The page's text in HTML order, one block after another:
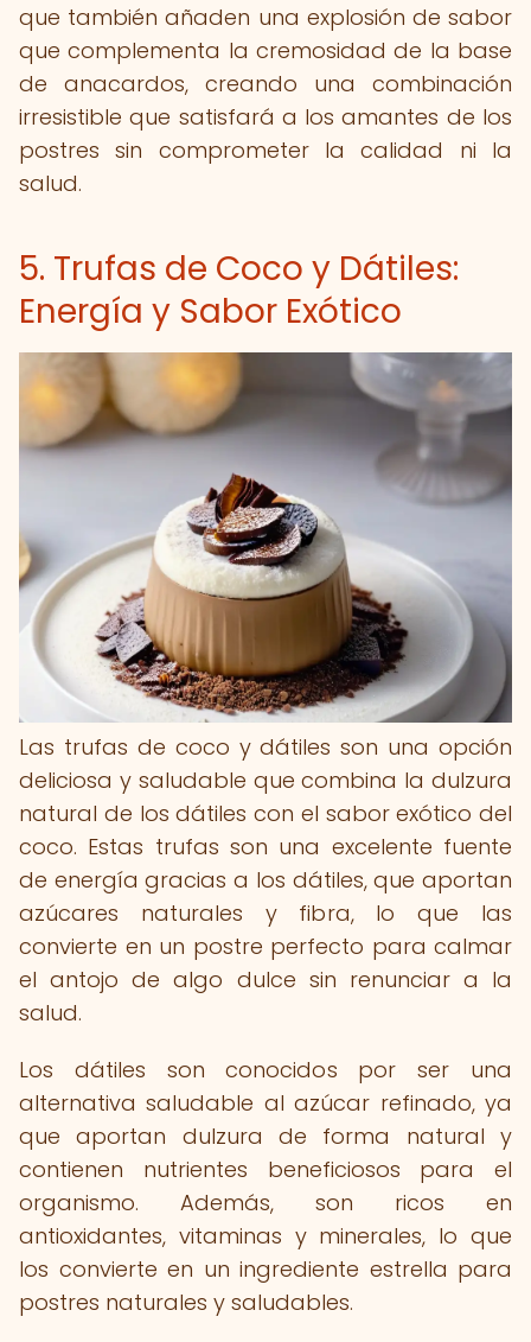
que también añaden una explosión de sabor
que complementa la cremosidad de la base
de anacardos, creando una combinación
irresistible que satisfará a los amantes de los
postres sin comprometer la calidad ni la
salud.
5. Trufas de Coco y Dátiles:
Energía y Sabor Exótico
Las trufas de coco y dátiles son una opción
deliciosa y saludable que combina la dulzura
natural de los dátiles con el sabor exótico del
coco. Estas trufas son una excelente fuente
de energía gracias a los dátiles, que aportan
azúcares naturales y fibra, lo que las
convierte en un postre perfecto para calmar
el antojo de algo dulce sin renunciar a la
salud.
Los dátiles son conocidos por ser una
alternativa saludable al azúcar refinado, ya
que aportan dulzura de forma natural y
contienen nutrientes beneficiosos para el
organismo. Además, son ricos en
antioxidantes, vitaminas y minerales, lo que
los convierte en un ingrediente estrella para
postres naturales y saludables.